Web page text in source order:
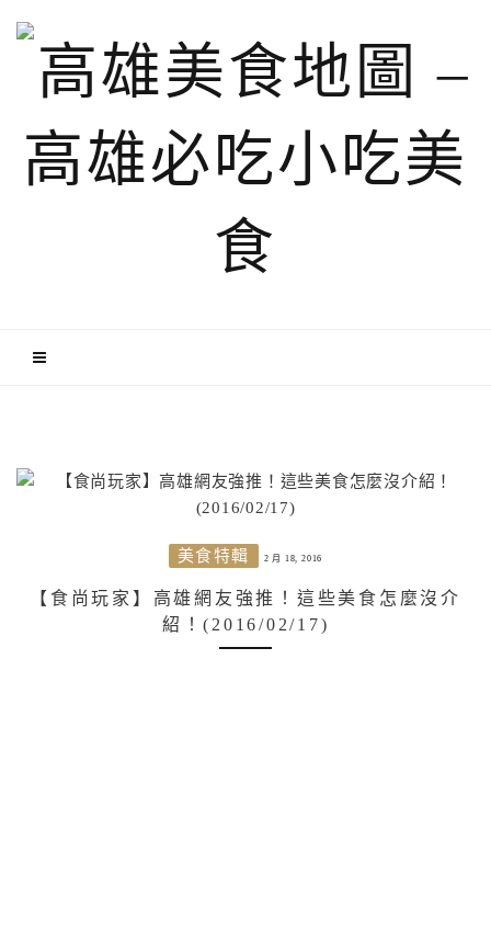
美食特輯 2 月 18, 2016
【食尚玩家】高雄網友強推！這些美食怎麼沒介
紹！(2016/02/17)